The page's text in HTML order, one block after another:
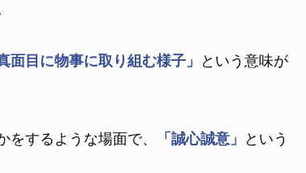
面目に物事に取り組む様子」
という意味が
するような場面で、 「誠心誠意」
という